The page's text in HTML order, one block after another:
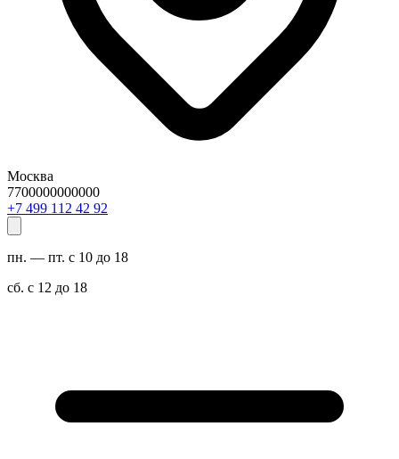
Москва
7700000000000
29 24 211 994 7+
пн. — пт. с 10 до 18
сб. с 12 до 18